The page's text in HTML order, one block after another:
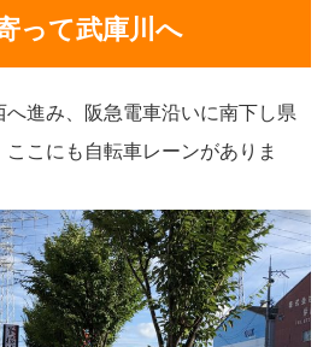
って武庫川へ
進み、阪急電車沿いに南下し県
こにも自転車レーンがありま